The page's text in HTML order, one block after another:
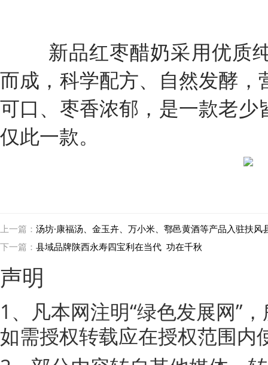
新品红枣醋奶采用优质纯
而成，科学配方、自然发酵
可口、枣香浓郁，是一款老
仅此一款。
上一篇： 汤坊·康福汤、金玉卉、万小米、鄠邑黄酒等产品入驻扶风
下一篇： 县域品牌陕西永寿四宝利在当代 功在千秋
声明
1、凡本网注明“绿色发展网”
如需授权转载应在授权范围内